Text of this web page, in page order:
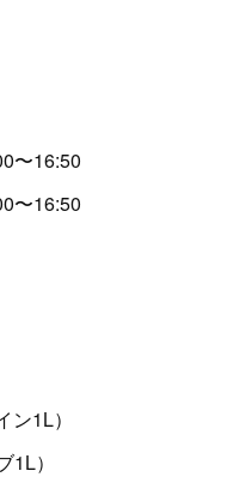
〜16:50
〜16:50
1L）
）